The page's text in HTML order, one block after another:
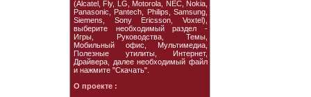
(Alcatel, Fly, LG, Motorola, NEC, Nokia,
Panasonic, Pantech, Philips, Samsung,
Siemens, Sony Ericsson, Voxtel),
выберите необходимый раздел -
Игры, Руководства, Темы,
Мобильный офис, Мультимедиа,
Полезные утилиты, Интернет,
Драйвера, далее необходимый файл
и нажмите "Скачать".
О проекте :